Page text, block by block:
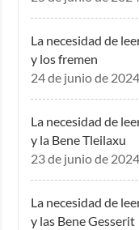
La necesidad de
y los fremen
24 de junio de 2024
La necesidad de
y la Bene Tleilaxu
23 de junio de 2024
La necesidad de
y las Bene Gesserit